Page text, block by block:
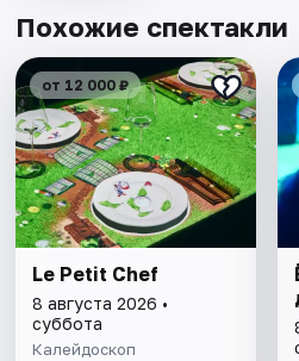
Похожие спектакли
от 12 000 ₽
Le Petit Chef
8 августа 2026 •
суббота
Калейдоскоп